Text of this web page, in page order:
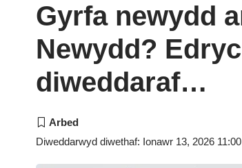
Gyrfa newydd
Newydd?
diweddaraf…
Diweddarwyd diwethaf: Ionawr 13, 2026